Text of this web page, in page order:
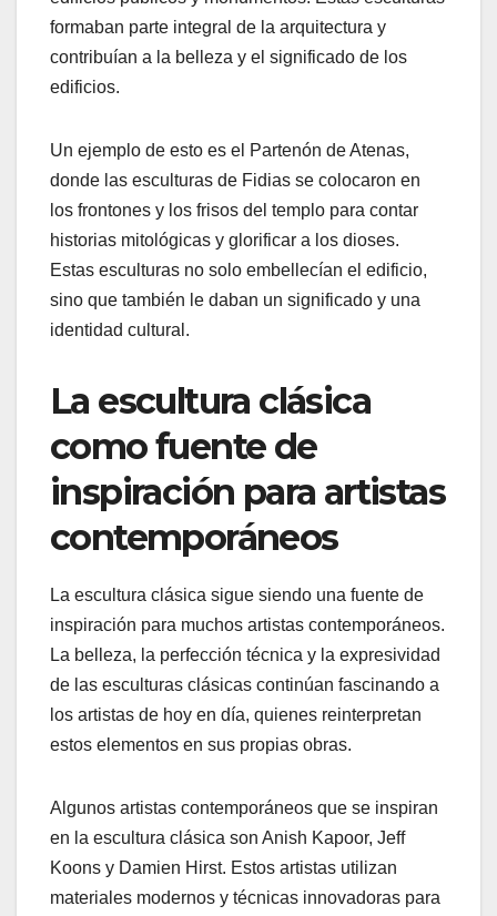
formaban parte integral de la arquitectura y
contribuían a la belleza y el significado de los
edificios.
Un ejemplo de esto es el Partenón de Atenas,
donde las esculturas de Fidias se colocaron en
los frontones y los frisos del templo para contar
historias mitológicas y glorificar a los dioses.
Estas esculturas no solo embellecían el edificio,
sino que también le daban un significado y una
identidad cultural.
La escultura clásica
como fuente de
inspiración para artistas
contemporáneos
La escultura clásica sigue siendo una fuente de
inspiración para muchos artistas contemporáneos.
La belleza, la perfección técnica y la expresividad
de las esculturas clásicas continúan fascinando a
los artistas de hoy en día, quienes reinterpretan
estos elementos en sus propias obras.
Algunos artistas contemporáneos que se inspiran
en la escultura clásica son Anish Kapoor, Jeff
Koons y Damien Hirst. Estos artistas utilizan
materiales modernos y técnicas innovadoras para